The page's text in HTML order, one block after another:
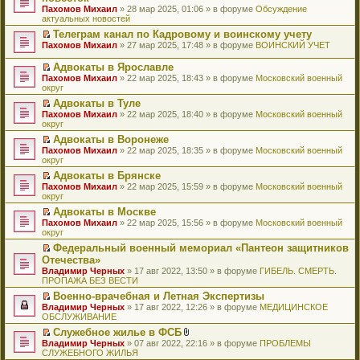
ю
щ
е
н
и
ю
о
о
б
щ
е
н
и
ю
о
м
у
с
о
б
щ
е
н
и
ю
а
н
н
м
у
с
о
о
б
щ
е
н
и
ю
о
ч
и
а
н
н
о
м
у
с
о
о
б
щ
е
н
и
ю
н
е
п
о
и
т
а
н
н
о
м
у
с
о
о
б
щ
е
н
и
ю
в
о
м
у
н
п
р
о
ч
и
т
а
н
н
о
м
у
с
о
о
б
щ
е
н
и
ю
п
е
р
о
м
у
н
е
п
р
о
ч
и
т
а
н
н
о
м
у
с
о
о
б
щ
е
н
и
ю
е
р
е
й
т
к
п
е
р
в
о
м
у
н
е
п
р
о
ч
и
т
а
н
н
о
м
у
с
о
о
б
щ
е
н
и
ю
Пахомов Михаил » 28 мар 2025, 01:06 » в форуме Обсуждение
актуальных новостей
П
р
е
й
т
и
к
п
е
р
в
о
м
у
н
е
п
р
о
ч
и
а
н
н
о
м
у
с
о
о
б
Телеграм канал по Кадровому и воинскому учету
Пахомов Михаил » 27 мар 2025, 17:48 » в форуме ВОИНСКИЙ УЧЕТ
П
е
р
е
й
т
и
к
п
е
р
в
о
м
у
н
е
п
р
о
ч
и
т
а
н
н
о
м
у
с
Адвокаты в Ярославле
Пахомов Михаил » 22 мар 2025, 18:43 » в форуме Московский военный
округ
П
е
р
е
й
т
и
к
п
е
р
в
о
м
у
н
е
п
р
о
ч
и
т
а
н
н
Адвокаты в Туле
Пахомов Михаил » 22 мар 2025, 18:40 » в форуме Московский военный
округ
П
е
р
е
й
т
и
к
п
е
р
в
о
м
у
н
е
п
р
о
ч
и
Адвокаты в Воронеже
Пахомов Михаил » 22 мар 2025, 18:35 » в форуме Московский военный
округ
П
е
р
е
й
т
и
к
п
е
р
в
о
м
у
н
е
п
р
Адвокаты в Брянске
Пахомов Михаил » 22 мар 2025, 15:59 » в форуме Московский военный
округ
П
е
р
е
й
т
и
к
п
е
р
в
о
м
у
Адвокаты в Москве
Пахомов Михаил » 22 мар 2025, 15:56 » в форуме Московский военный
округ
П
е
р
е
й
т
и
к
п
е
р
Федеральный военный мемориал «Пантеон защитников
Отечества»
Владимир Черных » 17 авг 2022, 13:50 » в форуме ГИБЕЛЬ. СМЕРТЬ.
ПРОПАЖА БЕЗ ВЕСТИ
П
е
р
е
й
т
Военно-врачебная и Летная Экспертизы
Владимир Черных » 17 авг 2022, 12:26 » в форуме МЕДИЦИНСКОЕ
ОБСЛУЖИВАНИЕ
П
е
Служебное жилье в ФСБ
В
Владимир Черных » 07 авг 2022, 22:16 » в форуме ПРОБЛЕМЫ
СЛУЖЕБНОГО ЖИЛЬЯ